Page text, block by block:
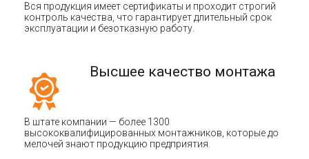
Вся продукция имеет сертификаты и проходит строгий
контроль качества, что гарантирует длительный срок
эксплуатации и безотказную работу.
Высшее качество монтажа
В штате компании — более 1300
высококвалифицированных монтажников, которые до
мелочей знают продукцию предприятия.